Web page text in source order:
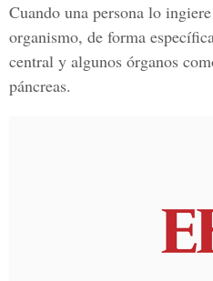
Cuando una persona lo
organismo, de forma
central y algunos órganos
páncreas.